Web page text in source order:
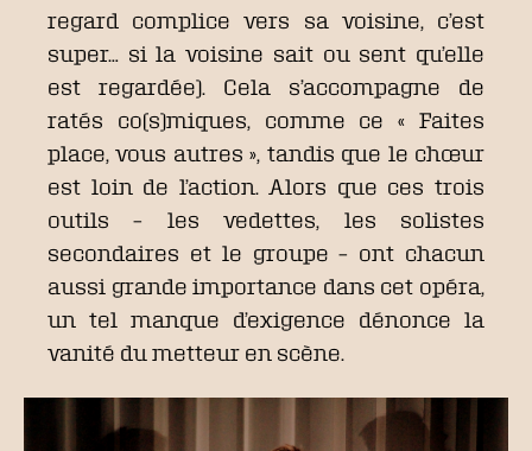
regard complice vers sa voisine, c’est
super… si la voisine sait ou sent qu’elle
est regardée). Cela s’accompagne de
ratés co(s)miques, comme ce « Faites
place, vous autres », tandis que le chœur
est loin de l’action. Alors que ces trois
outils – les vedettes, les solistes
secondaires et le groupe – ont chacun
aussi grande importance dans cet opéra,
un tel manque d’exigence dénonce la
vanité du metteur en scène.